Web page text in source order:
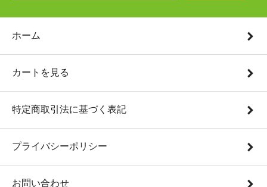
ホーム
カートを見る
特定商取引法に基づく表記
プライバシーポリシー
お問い合わせ